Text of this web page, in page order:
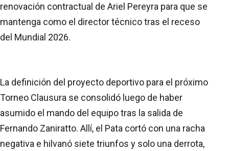
renovación contractual de Ariel Pereyra para que se
mantenga como el director técnico tras el receso
del Mundial 2026.
La definición del proyecto deportivo para el próximo
Torneo Clausura se consolidó luego de haber
asumido el mando del equipo tras la salida de
Fernando Zaniratto. Allí, el Pata cortó con una racha
negativa e hilvanó siete triunfos y solo una derrota,